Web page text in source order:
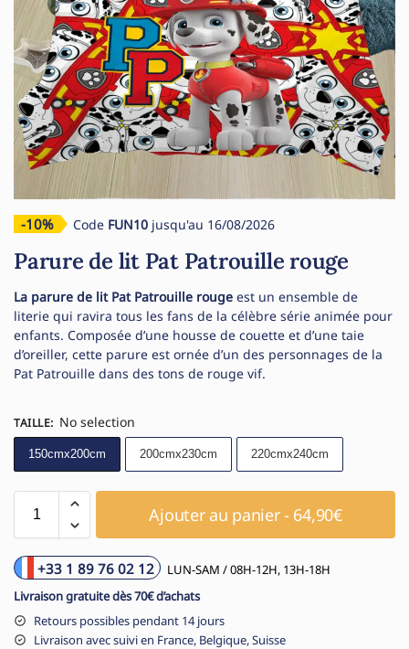
-10% Code FUN10 jusqu'au 16/08/2026
Parure de lit Pat Patrouille rouge
La parure de lit Pat Patrouille rouge est un ensemble de
literie qui ravira tous les fans de la célèbre série animée pour
enfants. Composée d’une housse de couette et d’une taie
d’oreiller, cette parure est ornée d’un des personnages de la
Pat Patrouille dans des tons de rouge vif.
TAILLE: No selection
150cmx200cm 200cmx230cm 220cmx240cm
Ajouter au panier - 64,90€
+33 1 89 76 02 12
LUN-SAM / 08H-12H, 13H-18H
Livraison gratuite dès 70€ d’achats
Retours possibles pendant 14 jours
Livraison avec suivi en France, Belgique, Suisse